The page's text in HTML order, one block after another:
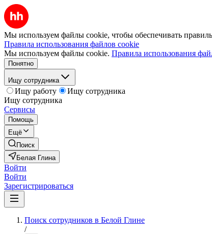
Мы используем файлы cookie, чтобы обеспечивать
Правила использования файлов cookie
Мы используем файлы cookie. Правила использования
Понятно
Ищу сотрудника
Ищу работу
Ищу сотрудника
Ищу сотрудника
Сервисы
Помощь
Ещё
Поиск
Белая Глина
Войти
Войти
Зарегистрироваться
Поиск сотрудников в Белой Глине
/